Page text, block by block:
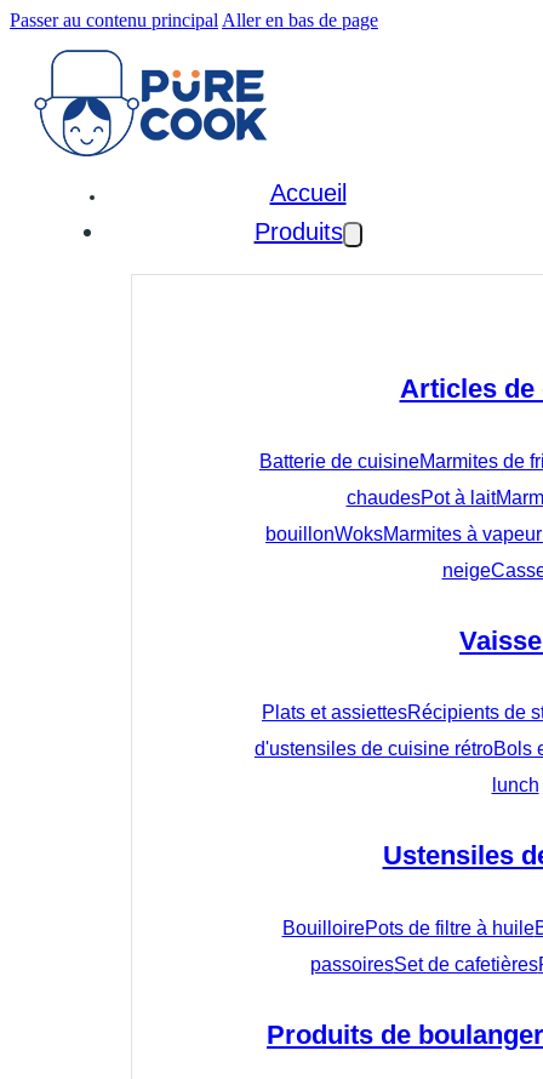
Passer au contenu principal Aller en bas de page
Accueil
Produits
Articles de
Batterie de cuisineMarmites de
chaudesPot à lait
bouillonWoksMarmites à vapeur
neige
Plats et assiettesRécipients de
d'ustensiles de cuisine rétroBols
lunch
Ustensiles
BouilloirePots de filtre à huile
passoiresSet de cafetières
Produits de